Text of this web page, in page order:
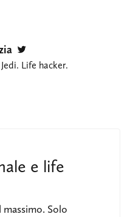
Life hacker.
e life
Solo